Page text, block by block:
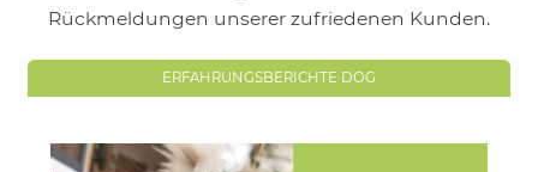
Rückmeldungen unserer zufriedenen Kunden.
ERFAHRUNGSBERICHTE DOG